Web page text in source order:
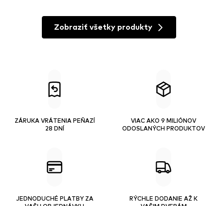
Zobraziť všetky produkty
ZÁRUKA VRÁTENIA PEŇAZÍ
28 DNÍ
VIAC AKO 9 MILIÓNOV
ODOSLANÝCH PRODUKTOV
JEDNODUCHÉ PLATBY ZA
RÝCHLE DODANIE AŽ K